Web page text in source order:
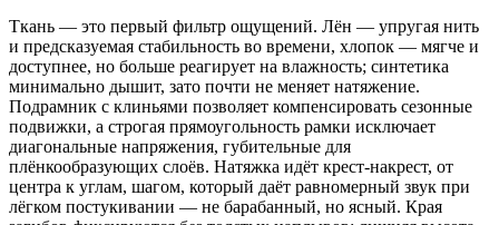
Ткань — это первый фильтр ощущений. Лён — упругая нить
и предсказуемая стабильность во времени, хлопок — мягче и
доступнее, но больше реагирует на влажность; синтетика
минимально дышит, зато почти не меняет натяжение.
Подрамник с клиньями позволяет компенсировать сезонные
подвижки, а строгая прямоугольность рамки исключает
диагональные напряжения, губительные для
плёнкообразующих слоёв. Натяжка идёт крест-накрест, от
центра к углам, шагом, который даёт равномерный звук при
лёгком постукивании — не барабанный, но ясный. Края